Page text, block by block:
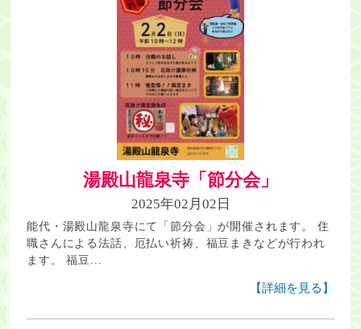
湯殿山龍泉寺「節分会」
2025年02月02日
能代・湯殿山龍泉寺にて「節分会」が開催されます。 住
職さんによる法話、厄払い祈祷、福豆まきなどが行われ
ます。 福豆...
【詳細を見る】